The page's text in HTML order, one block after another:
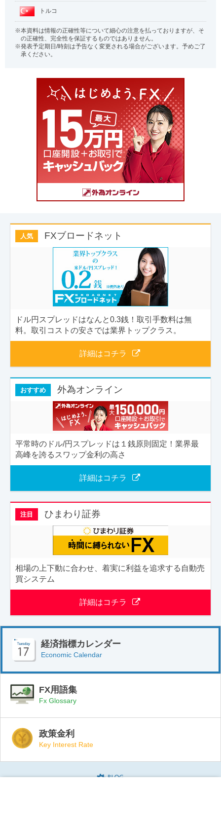
トルコ
本資料は情報の正確性等について細心の注意を払っておりますが、そ
の正確性、完全性を保証するものではありません。
発表予定期日/時刻は予告なく変更される場合がございます。予めご了
承ください。
人気 FXブロードネット
ドル円スプレッドはなんと0.3銭！取引手数料は無
料。取引コストの安さでは業界トップクラス。
詳細はコチラ
おすすめ 外為オンライン
平常時のドル/円スプレッドは１銭原則固定！業界最
高峰を誇るスワップ金利の高さ
詳細はコチラ
注目 ひまわり証券
相場の上下動に合わせ、着実に利益を追求する自動売
買システム
詳細はコチラ
経済指標カレンダー
Economic Calendar
FX用語集
Fx Glossary
政策金利
Key Interest Rate
Blogparts(ブログパーツ)